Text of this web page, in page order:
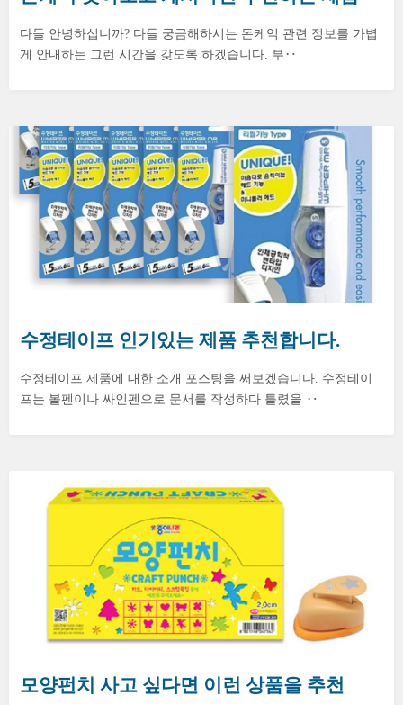
다들 안녕하십니까? 다들 궁금해하시는 돈케익 관련 정보를 가볍
게 안내하는 그런 시간을 갖도록 하겠습니다. 부‥
수정테이프 인기있는 제품 추천합니다.
수정테이프 제품에 대한 소개 포스팅을 써보겠습니다. 수정테이
프는 볼펜이나 싸인펜으로 문서를 작성하다 틀렸을 ‥
모양펀치 사고 싶다면 이런 상품을 추천